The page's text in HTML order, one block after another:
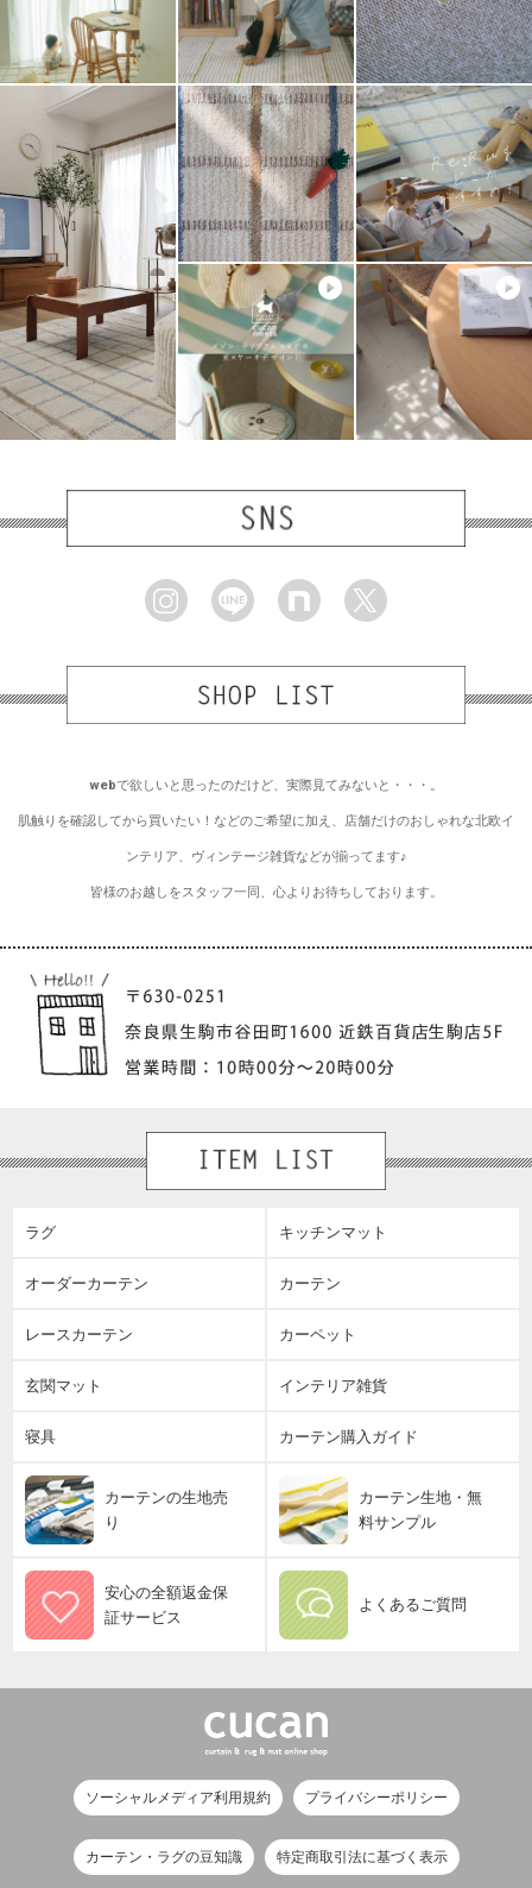
webで欲しいと思ったのだけど、実際見てみないと・・・。
肌触りを確認してから買いたい！などのご希望に加え、店舗だけのおしゃれな北欧イ
ンテリア、ヴィンテージ雑貨などが揃ってます♪
皆様のお越しをスタッフ一同、心よりお待ちしております。
ラグ キッチンマット
オーダーカーテン カーテン
レースカーテン カーペット
玄関マット インテリア雑貨
寝具 カーテン購入ガイド
カーテンの生地売
り
カーテン生地・無
料サンプル
安心の全額返金保
証サービス
よくあるご質問
ソーシャルメディア利用規約 プライバシーポリシー
カーテン・ラグの豆知識 特定商取引法に基づく表示